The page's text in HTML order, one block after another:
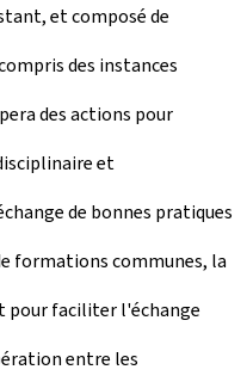
et composé de
des instances
des actions pour
et
de bonnes pratiques
formations communes, la
pour faciliter l'échange
entre les